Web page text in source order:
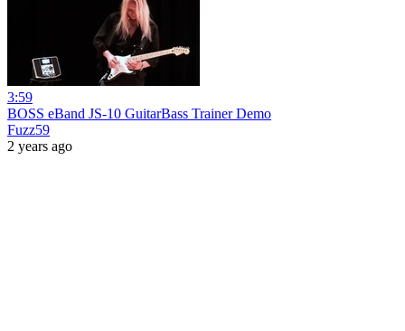
3:59
BOSS eBand JS-10 GuitarBass Trainer Demo
Fuzz59
2 years ago